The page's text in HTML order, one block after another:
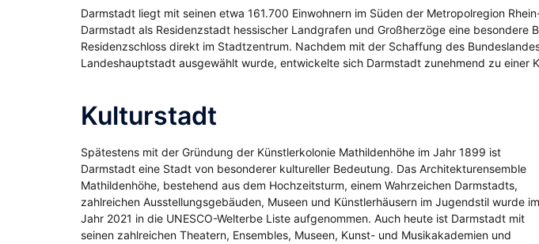
Darmstadt liegt mit seinen etwa 161.700 Einwohnern im Süden der Metropolregion
Darmstadt als Residenzstadt hessischer Landgrafen und Großherzöge eine
Residenzschloss direkt im Stadtzentrum. Nachdem mit der Schaffung des
Landeshauptstadt ausgewählt wurde, entwickelte sich Darmstadt zunehmend zu einer
Kulturstadt
Spätestens mit der Gründung der Künstlerkolonie Mathildenhöhe im Jahr 1899 ist
Darmstadt eine Stadt von besonderer kultureller Bedeutung. Das Architekturensemble
Mathildenhöhe, bestehend aus dem Hochzeitsturm, einem Wahrzeichen Darmstadts,
zahlreichen Ausstellungsgebäuden, Museen und Künstlerhäusern im Jugendstil wurde im
Jahr 2021 in die UNESCO-Welterbe Liste aufgenommen. Auch heute ist Darmstadt mit
seinen zahlreichen Theatern, Ensembles, Museen, Kunst- und Musikakademien und